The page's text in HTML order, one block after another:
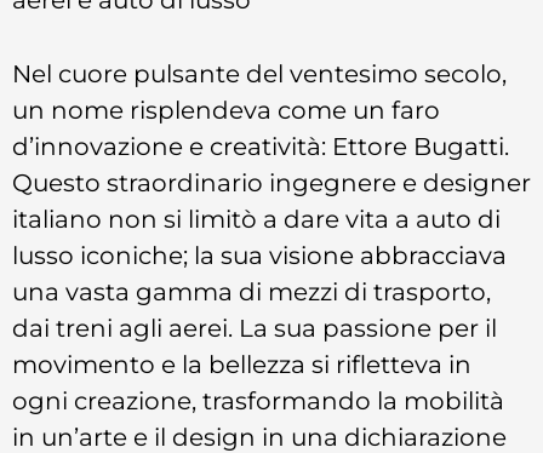
Nel cuore pulsante del ventesimo secolo,
un nome risplendeva come un faro
d’innovazione e creatività: Ettore Bugatti.
Questo straordinario ingegnere e designer
italiano non si limitò a dare vita a auto di
lusso iconiche; la sua visione abbracciava
una vasta gamma di mezzi di trasporto,
dai treni agli aerei. La sua passione per il
movimento e la bellezza si rifletteva in
ogni creazione, trasformando la mobilità
in un’arte e il design in una dichiarazione